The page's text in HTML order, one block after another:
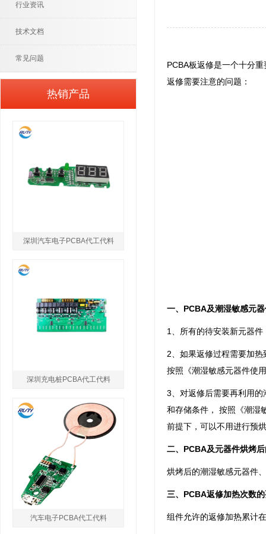
PCBA板返修是一个十分
返修需要注意的问题：
一、PCBA及潮湿敏感元
1、所有的待安装新元器
2、如果返修过程需要加
按照《潮湿敏感元器件使
3、对返修后需要再利用
和存储条件， 按照《潮湿
前提下，可以不用进行预
二、PCBA及元器件烘烤
烘烤后的潮湿敏感元器件
三、PCBA返修加热次数
组件允许的返修加热累计
行业资讯
技术文档
常见问题
热销产品
深圳汽车电子PCBA代工代料
深圳充电桩PCBA代工代料
汽车电子PCBA代工代料